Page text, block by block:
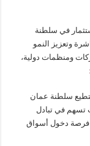
في سلطنة
وتعزيز النمو
ومنظمات دولية،
سلطنة عمان
تسهم في تبادل
فرصة دخول أسواق